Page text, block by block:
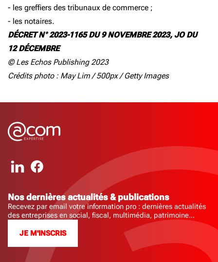
- les greffiers des tribunaux de commerce ;
- les notaires.
DÉCRET N° 2023-1165 DU 9 NOVEMBRE 2023, JO DU
12 DÉCEMBRE
© Les Echos Publishing 2023
Crédits photo : May Lim / 500px / Getty Images
Nos dernières actualités & publications
Recevez par email votre information pro : dernières actualités
des entreprises en social, fiscal, multimédia, patrimoine...
JE M'INSCRIS